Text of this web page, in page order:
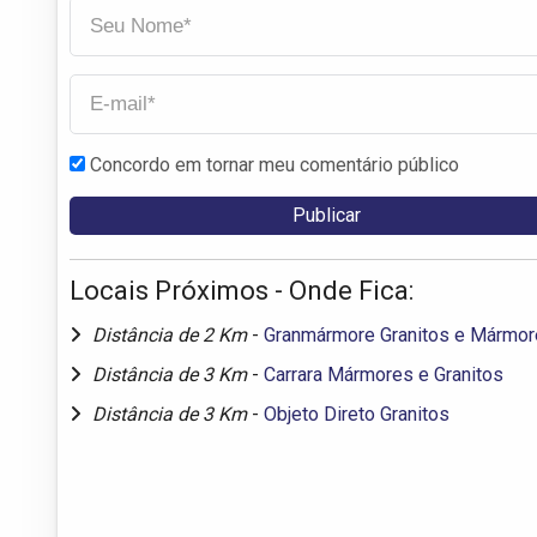
Concordo em tornar meu comentário público
Locais Próximos - Onde Fica:
Distância de 2 Km - Granmármore Granitos e
Distância de 3 Km - Carrara Mármores e Granitos
Distância de 3 Km - Objeto Direto Granitos